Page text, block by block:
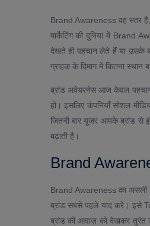
Brand Awareness वह स्तर है,
मार्केटिंग की दुनिया में Brand
देखते ही पहचान लेते हैं या उसके
ग्राहक के दिमाग में कितना स्थान
ब्रांड अवेयरनेस आज केवल पहचान
हो। इसलिए कंपनियाँ सोशल
जितनी बार यूज़र आपके ब्रांड से
बढ़ाती है।
Brand
Brand Awareness का असली
ब्रांड सबसे पहले याद करे। इसे
ब्रांड की आवाज़ को देखकर तुरंत